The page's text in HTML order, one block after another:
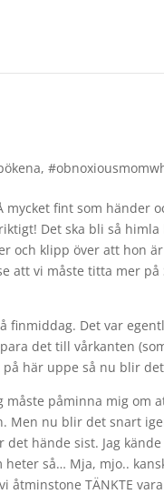
,
fint som händer
Det ska bli så
klipp över att hon
att vi måste titta mer
finmiddag. Det var
det till vårkanten
här uppe så nu blir
måste påminna mig
Men nu blir det snart
hände sist. Jag
så… Mja, mjo..
åtminstone TÄNKTE